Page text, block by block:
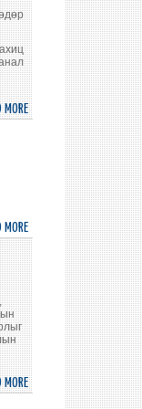
ЕА-
Н
73
ДУГААР
ЧУУЛГАНЫ
НЭГДҮГЭЭР
ХОРООНЫ
ЕРӨНХИЙ
ШҮҮМЖЛЭЛ
ЭХЭЛЛЭЭ
MOREABOUT
ХҮҮХДИЙН
АСУУДЛЫГ
ОНЦЛОВ
MORE
STATEMENT
BY
H.E.
MR.
SUKHBOLD
SUKHEE,
AMBASSADOR
EXTRAORDINARY
AND
MOREABOUT